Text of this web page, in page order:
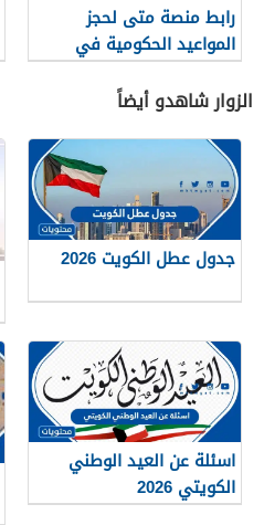
رابط منصة متى لحجز
المواعيد الحكومية في
الكويت
الزوار شاهدو أيضاً
جدول عطل الكويت 2026
اسئلة عن العيد الوطني
الكويتي 2026